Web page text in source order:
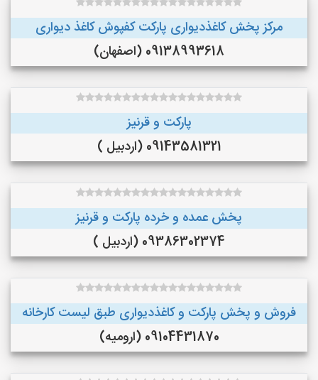
مرکز پخش کاغذدیواری پارکت کفپوش کاغذ دیواری
09138993618 (اصفهان)
پارکت و قرنیز
09143581321 (اردبیل )
پخش عمده و خرده پارکت و قرنیز
09386302374 (اردبیل )
فروش و پخش پارکت و کاغذدیواری طبق لیست کارخانه
09104431870 (ارومیه)